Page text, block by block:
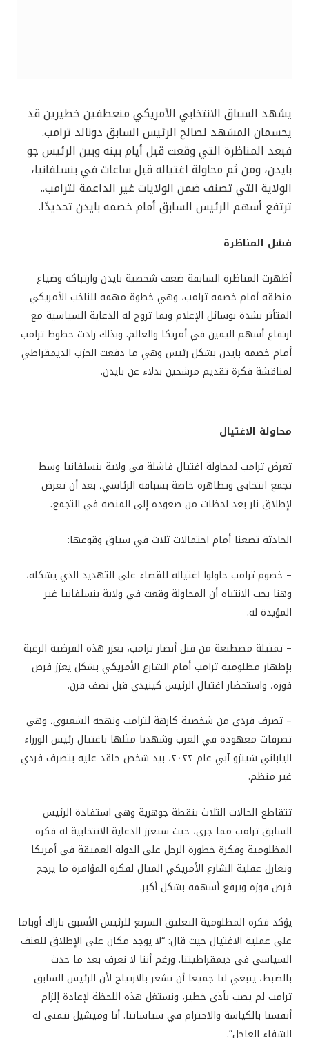
يشهد السباق الانتخابي الأمريكي منعطفين خطيرين قد
يحسمان المشهد لصالح الرئيس السابق دونالد ترامب.
فبعد المناظرة التي وقعت قبل أيام بينه وبين الرئيس جو
بايدن، ومن ثم محاولة اغتياله قبل ساعات في بنسلفانيا،
الولاية التي تصنف ضمن الولايات غير الداعمة لترامب..
ترتفع أسهم الرئيس السابق أمام خصمه بايدن تحديدًا.
فشل المناظرة
أظهرت المناظرة السابقة ضعف شخصية بايدن وارتباكه وضياع
منطقه أمام خصمه ترامب، وهي خطوة مهمة للناخب الأمريكي
المتأثر بشدة بوسائل الإعلام وبما تروج له الدعاية السياسية مع
ارتفاع أسهم اليمين في أمريكا والعالم. وبذلك زادت حظوظ ترامب
أمام خصمه بايدن بشكل رئيس وهي ما دفعت الحزب الديمقراطي
لمناقشة فكرة تقديم مرشحين بدلاء عن بايدن.
محاولة الاغتيال
تعرض ترامب لمحاولة اغتيال فاشلة في ولاية بنسلفانيا وسط
تجمع انتخابي وتظاهرة خاصة بسباقه الرئاسي، بعد أن تعرض
لإطلاق نار بعد لحظات من صعوده إلى المنصة في التجمع.
الحادثة تضعنا أمام احتمالات ثلاث في سياق وقوعها:
– خصوم ترامب حاولوا اغتياله للقضاء على التهديد الذي يشكله،
وهنا يجب الانتباه أن المحاولة وقعت في ولاية بنسلفانيا غير
المؤيدة له.
– تمثيلة مصطنعة من قبل أنصار ترامب، يعزز هذه الفرضية الرغبة
بإظهار مظلومية ترامب أمام الشارع الأمريكي بشكل يعزز فرص
فوزه، واستحضار اغتيال الرئيس كينيدي قبل نصف قرن.
– تصرف فردي من شخصية كارهة لترامب ونهجه الشعبوي، وهي
تصرفات معهودة في الغرب وشهدنا مثلها باغتيال رئيس الوزراء
الياباني شينزو آبي عام ٢٠٢٢، بيد شخص حاقد عليه بتصرف فردي
غير منظم.
تتقاطع الحالات الثلاث بنقطة جوهرية وهي استفادة الرئيس
السابق ترامب مما جرى، حيث ستعزز الدعاية الانتخابية له فكرة
المظلومية وفكرة خطورة الرجل على الدولة العميقة في أمريكا
وتغازل عقلية الشارع الأمريكي الميال لفكرة المؤامرة ما يرجح
فرض فوزه ويرفع أسهمه بشكل أكبر.
يؤكد فكرة المظلومية التعليق السريع للرئيس الأسبق باراك أوباما
على عملية الاغتيال حيث قال: “لا يوجد مكان على الإطلاق للعنف
السياسي في ديمقراطيتنا. ورغم أننا لا نعرف بعد ما حدث
بالضبط، ينبغي لنا جميعا أن نشعر بالارتياح لأن الرئيس السابق
ترامب لم يصب بأذى خطير، ونستغل هذه اللحظة لإعادة إلزام
أنفسنا بالكياسة والاحترام في سياساتنا. أنا وميشيل نتمنى له